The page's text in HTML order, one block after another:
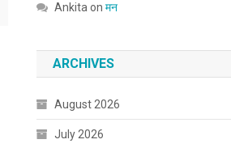
Ankita onमन
ARCHIVES
August 2026
July 2026